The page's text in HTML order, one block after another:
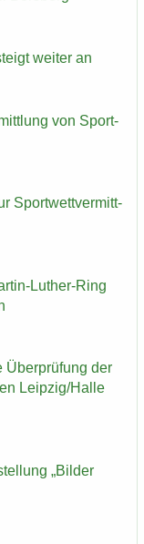
wei­ter an
von Sport­
Sport­wett­ver­mitt­
​Luther-Ring
Über­prü­fung der
Leip­zig/Halle
„Bil­der